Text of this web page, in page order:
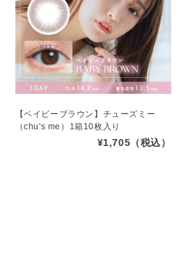
【ベイビーブラウン】チューズミー
（chu's me）1箱10枚入り
¥1,705（税込）